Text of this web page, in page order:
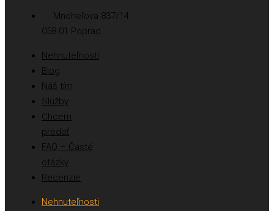
Mnoheľova 837/14
058 01 Poprad
Nehnuteľnosti
Blog
Náš tím
Služby
Chcem
predať
FAQ – Časté
otázky
Recenzie
Nehnuteľnosti